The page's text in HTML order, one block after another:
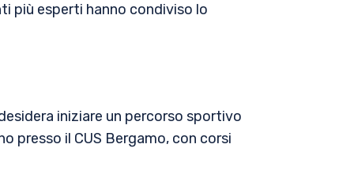
più esperti hanno condiviso lo
iniziare un percorso sportivo
presso il CUS Bergamo, con corsi